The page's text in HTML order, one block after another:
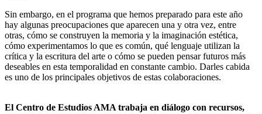
Sin embargo, en el programa que hemos preparado para este año
hay algunas preocupaciones que aparecen una y otra vez, entre
otras, cómo se construyen la memoria y la imaginación estética,
cómo experimentamos lo que es común, qué lenguaje utilizan la
crítica y la escritura del arte o cómo se pueden pensar futuros más
deseables en esta temporalidad en constante cambio. Darles cabida
es uno de los principales objetivos de estas colaboraciones.
El Centro de Estudios AMA trabaja en diálogo con recursos,